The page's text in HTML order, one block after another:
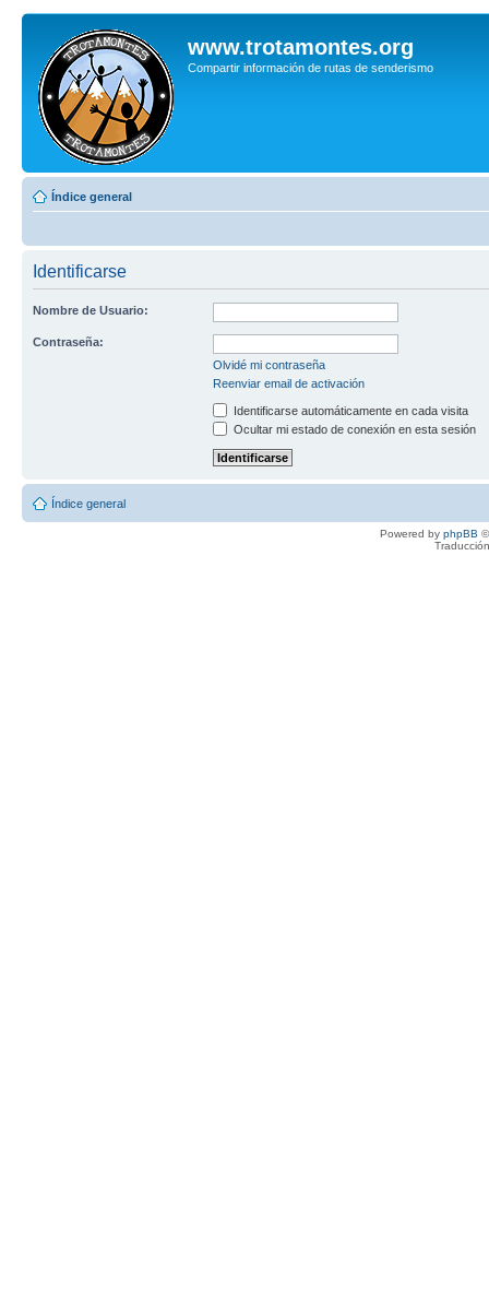
www.trotamontes.org
Compartir información de rutas de senderismo
Índice general
Identificarse
Nombre de Usuario:
Contraseña:
Olvidé mi contraseña
Reenviar email de activación
Identificarse automáticamente en cada visita
Ocultar mi estado de conexión en esta sesión
Índice general
Powered by phpBB